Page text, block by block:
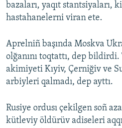
bazaları, yaqıt stantsiyaları,
hastahanelerni viran ete.
Aprelniñ başında Moskva
olğanını toqtattı, dep
akimiyeti Kıyiv, Çerniğiv ve
arbiyleri qalmadı, dep ayttı.
Rusiye ordusı çekilgen soñ
kütleviy öldürüv adiseleri